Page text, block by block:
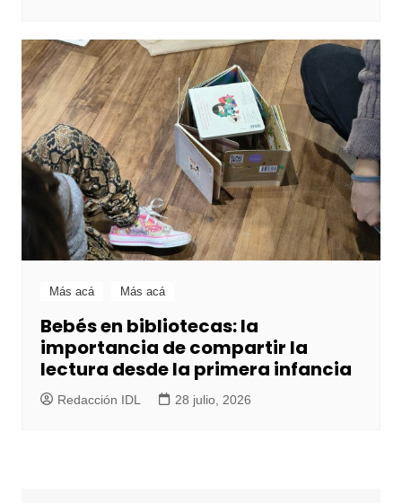
Más acá Más acá
Bebés en bibliotecas: la
importancia de compartir la
lectura desde la primera infancia
Redacción IDL 28 julio, 2026